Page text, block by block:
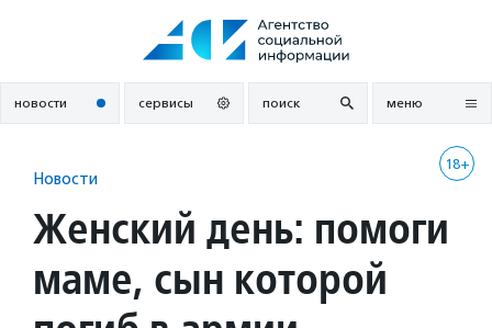
новости сервисы поиск меню
18+
Новости
Женский день: помоги
маме, сын которой